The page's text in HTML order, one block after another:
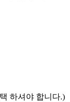
하셔야 합니다.)